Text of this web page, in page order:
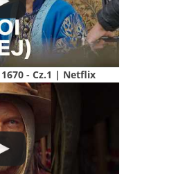
- Cz.1 | Netflix